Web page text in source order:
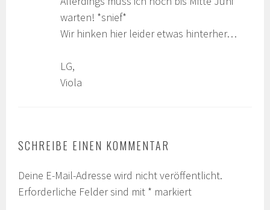
warten! *snief*
Wir hinken hier leider etwas hinterher…
LG,
Viola
SCHREIBE EINEN KOMMENTAR
Deine E-Mail-Adresse wird nicht veröffentlicht.
Erforderliche Felder sind mit * markiert